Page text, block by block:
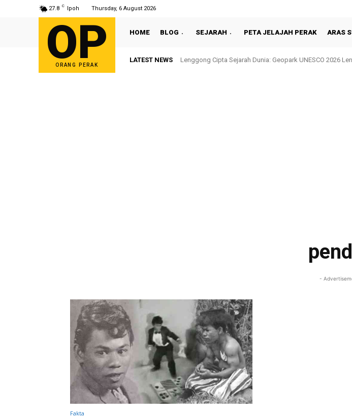
27.8 C Ipoh Thursday, 6 August 2026
OP
ORANG PERAK
HOME BLOG SEJARAH PETA JELAJAH PERAK ARAS
LATEST NEWS Lenggong Cipta Sejarah Dunia: Geopark UNESCO 2026
-
Fakta